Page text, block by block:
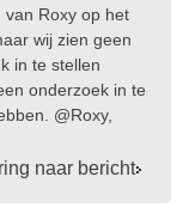
van Roxy op het
wij zien geen
in te stellen
onderzoek in te
@Roxy,
naar bericht